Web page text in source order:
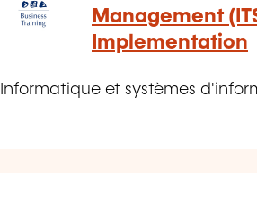
Management
Implementation
Informatique et systèmes